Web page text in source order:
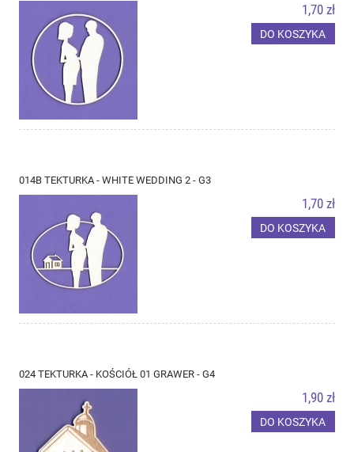
1,70 zł
DO KOSZYKA
014B TEKTURKA - WHITE WEDDING 2 - G3
1,70 zł
DO KOSZYKA
024 TEKTURKA - KOŚCIÓŁ 01 GRAWER - G4
1,90 zł
DO KOSZYKA